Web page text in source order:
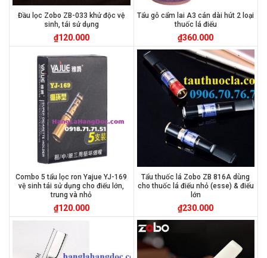
Đầu lọc Zobo ZB-033 khử độc vệ
sinh, tái sử dụng
₫120.000
Tẩu gỗ cẩm lai A3 cán dài hút 2 loại
thuốc lá điếu
₫360.000
Combo 5 tẩu lọc ron Yajue YJ-169
vệ sinh tái sử dụng cho điếu lớn,
trung và nhỏ
₫120.000
Tẩu thuốc lá Zobo ZB 816A dùng
cho thuốc lá điếu nhỏ (esse) & điếu
lớn
₫230.000